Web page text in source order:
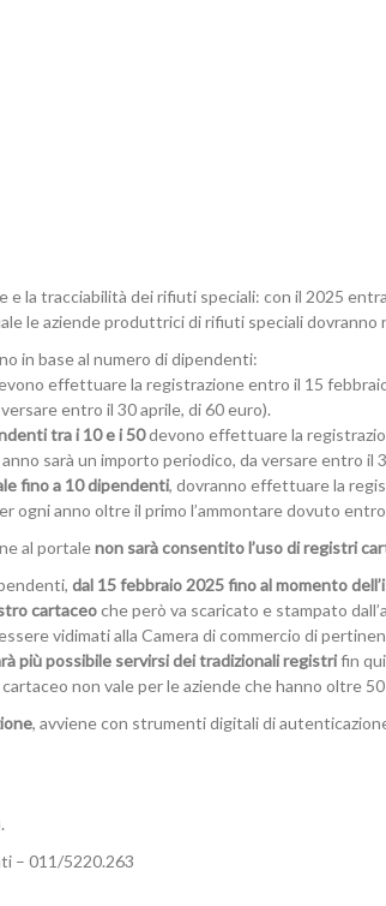
e la tracciabilità dei rifiuti speciali: con il 2025
le aziende produttrici di rifiuti speciali dovranno
in base al numero di dipendenti:
effettuare la registrazione entro il 15
entro il 30 aprile, di 60 euro).
tra i 10 e i 50devono effettuare la
sarà un importo periodico, da versare entro il
fino a 10 dipendenti, dovranno effettuare la
ogni anno oltre il primo l’ammontare dovuto
al portalenon sarà consentito l’uso di registri
dal 15 febbraio 2025 fino al momento
cartaceoche però va scaricato e stampato
vidimati alla Camera di commercio di
più possibile servirsi dei tradizionali registrifin
non vale per le aziende che hanno oltre
, avviene con strumenti digitali di
– 011/5220.263